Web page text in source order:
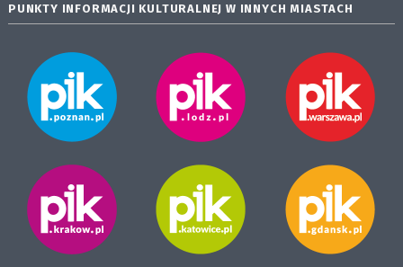
PUNKTY INFORMACJI KULTURALNEJ W INNYCH MIASTACH